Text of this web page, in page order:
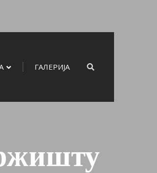
ГАЛЕРИЈА